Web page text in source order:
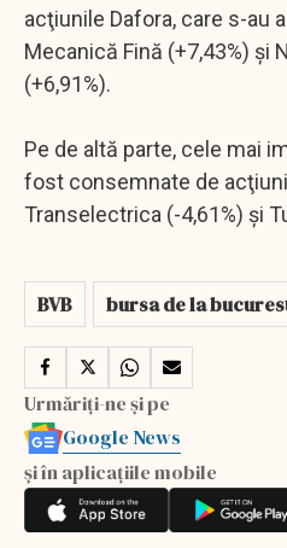
acţiunile Dafora, care s-au
Mecanică Fină (+7,43%) şi
(+6,91%).
Pe de altă parte, cele mai
fost consemnate de
Transelectrica (-4,61%) şi
BVB bursa de la
Urmăriți-ne și pe
Google News
și în aplicațiile mobile